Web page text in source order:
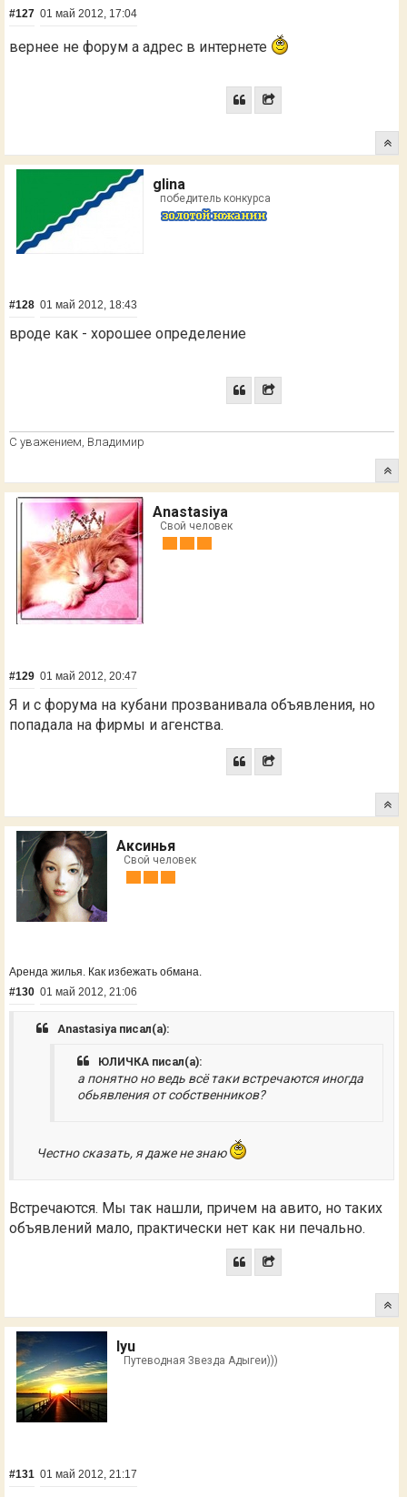
#127 01 май 2012, 17:04
вернее не форум а адрес в интернете
glina
победитель конкурса
#128 01 май 2012, 18:43
вроде как - хорошее определение
С уважением, Владимир
Anastasiya
Свой человек
#129 01 май 2012, 20:47
Я и с форума на кубани прозванивала объявления, но
попадала на фирмы и агенства.
Аксинья
Свой человек
Аренда жилья. Как избежать обмана.
#130 01 май 2012, 21:06
Anastasiya писал(а):
ЮЛИЧКА писал(а):
а понятно но ведь всё таки встречаются иногда
обьявления от собственников?
Честно сказать, я даже не знаю
Встречаются. Мы так нашли, причем на авито, но таких
объявлений мало, практически нет как ни печально.
lyu
Путеводная Звезда Адыгеи)))
#131 01 май 2012, 21:17